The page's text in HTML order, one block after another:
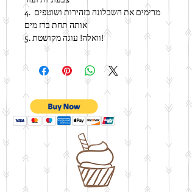
4. מרימים את השבלונה בזהירות ושוטפים
אותה תחת ברז מים
5. וואלה! עוגה מקושטת!